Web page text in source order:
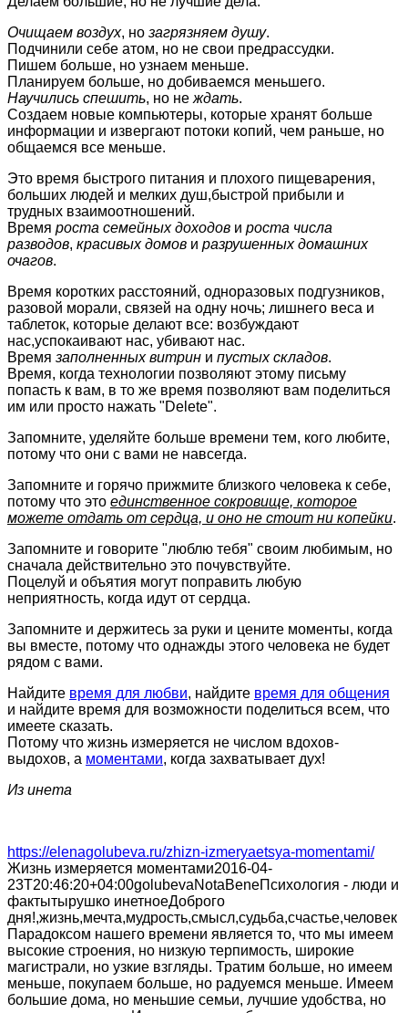
Очищаем воздух, но загрязняем душу.
Подчинили себе атом, но не свои предрассудки.
Пишем больше, но узнаем меньше.
Планируем больше, но добиваемся меньшего.
Научились спешить, но не ждать.
Создаем новые компьютеры, которые хранят больше
информации и извергают потоки копий, чем раньше, но
общаемся все меньше.
Это время быстрого питания и плохого пищеварения,
больших людей и мелких душ,быстрой прибыли и
трудных взаимоотношений.
Время роста семейных доходов и роста числа
разводов, красивых домов и разрушенных домашних
очагов.
Время коротких расстояний, одноразовых подгузников,
разовой морали, связей на одну ночь; лишнего веса и
таблеток, которые делают все: возбуждают
нас,успокаивают нас, убивают наc.
Время заполненных витрин и пустых складов.
Время, когда технологии позволяют этому письму
попасть к вам, в то же время позволяют вам поделиться
им или просто нажать "Delete".
Запомните, уделяйте больше времени тем, кого любите,
потому что они с вами не навсегда.
Запомните и горячо прижмите близкого человека к себе,
потому что это единственное сокровище, которое
можете отдать от сердца, и оно не стоит ни копейки.
Запомните и говорите "люблю тебя" своим любимым, но
сначала действительно это почувствуйте.
Поцелуй и объятия могут поправить любую
неприятность, когда идут от сердца.
Запомните и держитесь за руки и цените моменты, когда
вы вместе, потому что однажды этого человека не будет
рядом с вами.
Найдите время для любви, найдите время для общения
и найдите время для возможности поделиться всем, что
имеете сказать.
Потому что жизнь измеряется не числом вдохов-
выдохов, а моментами, когда захватывает дух!
Из инета
https://elenagolubeva.ru/zhizn-izmeryaetsya-momentami/
Жизнь измеряется моментами2016-04-
23T20:46:20+04:00golubevaNotaBeneПсихология - люди и
фактытырушко инетноеДоброго
дня!,жизнь,мечта,мудрость,смысл,судьба,счастье,человек
Парадоксом нашего времени является то, что мы имеем
высокие строения, но низкую терпимость, широкие
магистрали, но узкие взгляды. Тратим больше, но имеем
меньше, покупаем больше, но радуемся меньше. Имеем
большие дома, но меньшие семьи, лучшие удобства, но